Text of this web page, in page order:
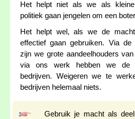
Het helpt niet als we als
politiek gaan jengelen om een
Het helpt wel, als we de
effectief gaan gebruiken. Via de
zijn we grote aandeelhouders
via ons werk hebben we de
bedrijven. Weigeren we te
bedrijven helemaal niets.
Gebruik je macht als